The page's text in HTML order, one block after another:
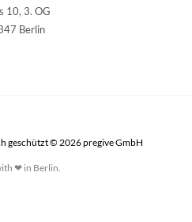
10, 3. OG
Berlin
geschützt © 2026 pregive GmbH
❤ in Berlin.